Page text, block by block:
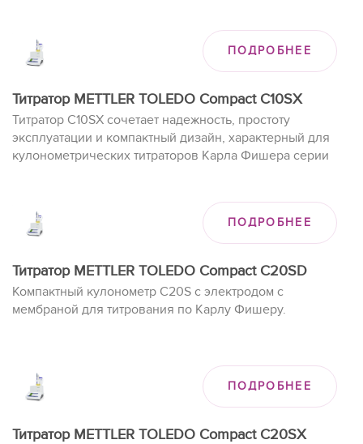
анализа в диапазоне концентраций от 1 ppm до 5 %
воды.
ПОДРОБНЕЕ
Титратор METTLER TOLEDO Compact C10SX
Титратор C10SX сочетает надежность, простоту
эксплуатации и компактный дизайн, характерный для
кулонометрических титраторов Карла Фишера серии
пользователю выделено четыре ярлыка и пять
аналитических методов.
ПОДРОБНЕЕ
Титратор METTLER TOLEDO Compact C20SD
Компактный кулонометр C20S с электродом с
мембраной для титрования по Карлу Фишеру.
ПОДРОБНЕЕ
Титратор METTLER TOLEDO Compact C20SX